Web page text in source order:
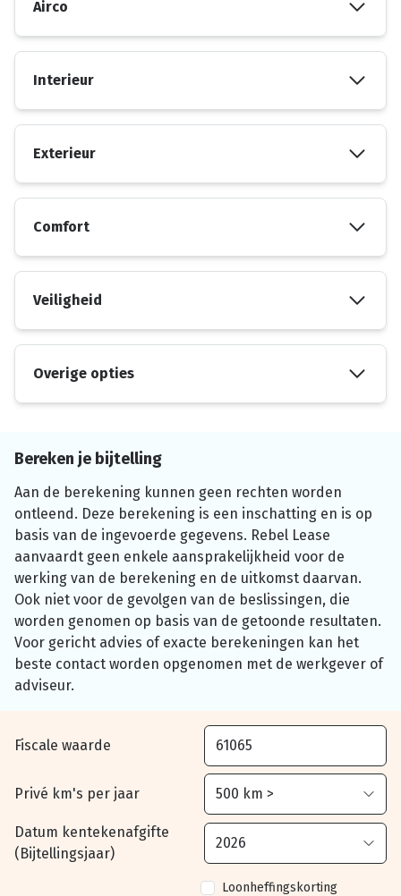
Airco
Interieur
Exterieur
Comfort
Veiligheid
Overige opties
Bereken je bijtelling
Aan de berekening kunnen geen rechten worden
ontleend. Deze berekening is een inschatting en is op
basis van de ingevoerde gegevens. Rebel Lease
aanvaardt geen enkele aansprakelijkheid voor de
werking van de berekening en de uitkomst daarvan.
Ook niet voor de gevolgen van de beslissingen, die
worden genomen op basis van de getoonde resultaten.
Voor gericht advies of exacte berekeningen kan het
beste contact worden opgenomen met de werkgever of
adviseur.
Fiscale waarde
Privé km's per jaar
Datum kentekenafgifte
(Bijtellingsjaar)
Loonheffingskorting